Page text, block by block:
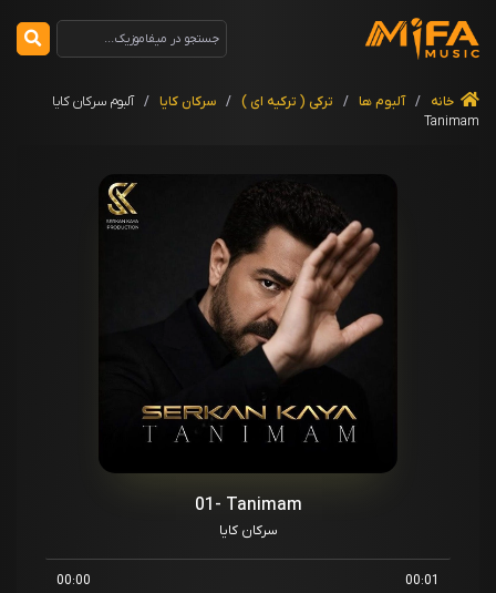
خانه / آلبوم ها / ترکی ( ترکیه ای ) / سرکان کایا / آلبوم سرکان کایا
Tanimam
01- Tanimam
سرکان کایا
00:00 00:01